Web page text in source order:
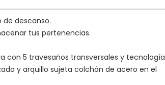
de descanso.
tus pertenencias.
con 5 travesaños transversales y tecnología
y arquillo sujeta colchón de acero en el